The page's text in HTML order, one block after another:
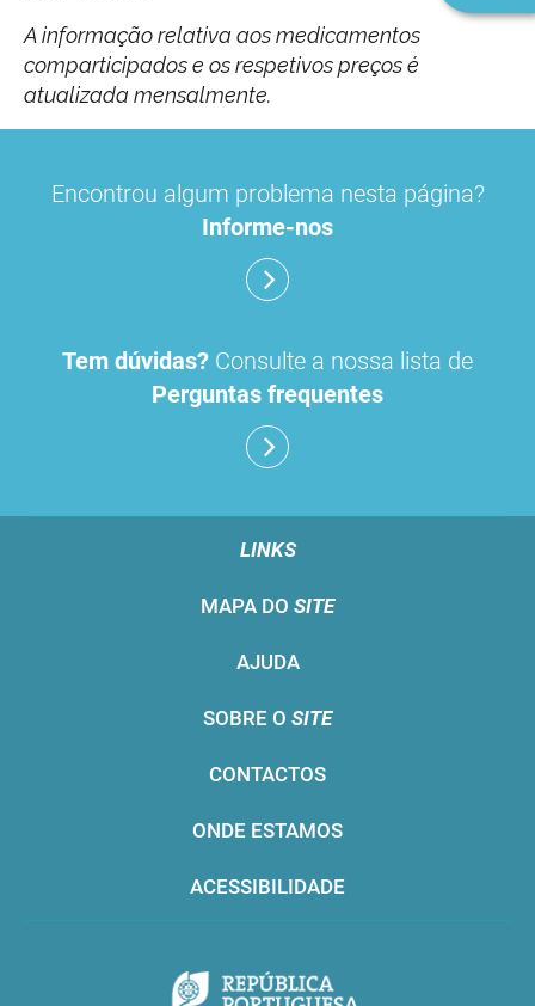
A informação relativa aos medicamentos
comparticipados e os respetivos preços é
atualizada mensalmente.
Encontrou algum problema nesta página?
Informe-nos
Tem dúvidas? Consulte a nossa lista de
Perguntas frequentes
LINKS
MAPA DO SITE
AJUDA
SOBRE O SITE
CONTACTOS
ONDE ESTAMOS
ACESSIBILIDADE